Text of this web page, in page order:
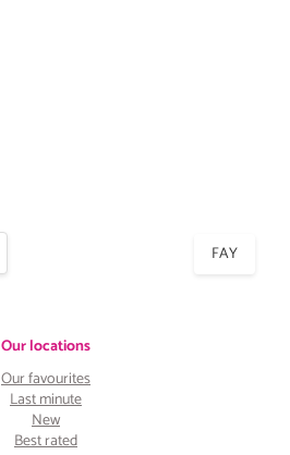
FAY
Our locations
Our favourites
Last minute
New
Best rated